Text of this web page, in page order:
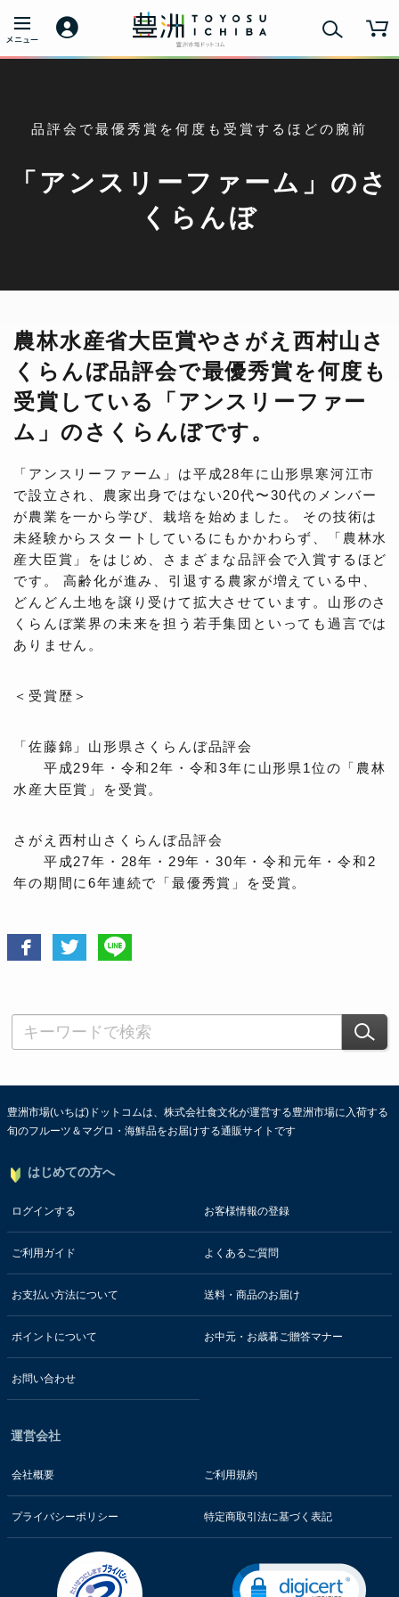
品評会で最優秀賞を何度も受賞するほどの腕前
「アンスリーファーム」のさ
くらんぼ
農林水産省大臣賞やさがえ西村山さ
くらんぼ品評会で最優秀賞を何度も
受賞している「アンスリーファー
ム」のさくらんぼです。
「アンスリーファーム」は平成28年に山形県寒河江市
で設立され、農家出身ではない20代〜30代のメンバー
が農業を一から学び、栽培を始めました。 その技術は
未経験からスタートしているにもかかわらず、「農林水
産大臣賞」をはじめ、さまざまな品評会で入賞するほど
です。 高齢化が進み、引退する農家が増えている中、
どんどん土地を譲り受けて拡大させています。山形のさ
くらんぼ業界の未来を担う若手集団といっても過言では
ありません。
＜受賞歴＞
「佐藤錦」山形県さくらんぼ品評会
平成29年・令和2年・令和3年に山形県1位の「農林
水産大臣賞」を受賞。
さがえ西村山さくらんぼ品評会
平成27年・28年・29年・30年・令和元年・令和2
年の期間に6年連続で「最優秀賞」を受賞。
豊洲市場(いちば)ドットコムは、株式会社食文化が運営する豊洲市場に入荷する
旬のフルーツ＆マグロ・海鮮品をお届けする通販サイトです
はじめての方へ
ログインする お客様情報の登録
ご利用ガイド よくあるご質問
お支払い方法について 送料・商品のお届け
ポイントについて お中元・お歳暮ご贈答マナー
お問い合わせ
運営会社
会社概要 ご利用規約
プライバシーポリシー 特定商取引法に基づく表記